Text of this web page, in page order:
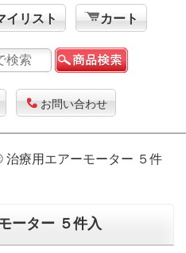
イリスト カート
お問い合わせ
治療用エアーモーター ５件
ーター ５件入